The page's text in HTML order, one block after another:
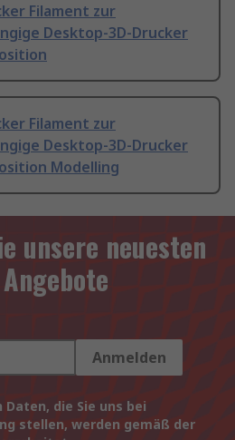
Filament zur
Desktop-3D-Drucker
Filament zur
Desktop-3D-Drucker
Modelling
unsere neuesten
Anmelden
die Sie uns bei
stellen, werden gemäß der